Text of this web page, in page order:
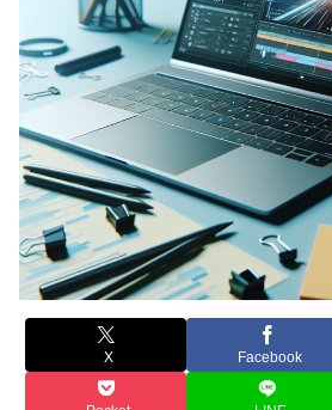
X Facebook